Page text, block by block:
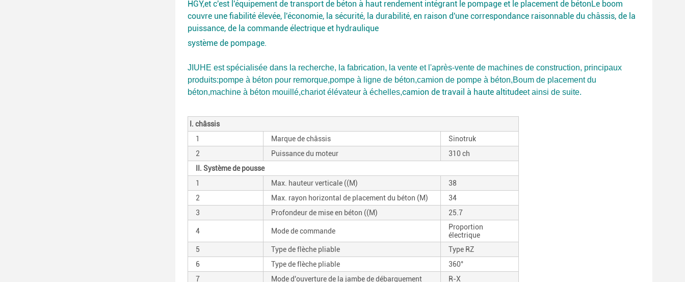
HGY,et c'est l'équipement de transport de béton à haut rendement intégrant le pompage et le placement de bétonLe boom
couvre une fiabilité élevée, l'économie, la sécurité, la durabilité, en raison d'une correspondance raisonnable du châssis, de la
puissance, de la commande électrique et hydraulique
système de pompage.
JIUHE est spécialisée dans la recherche, la fabrication, la vente et l'après-vente de machines de construction, principaux
produits:pompe à béton pour remorque,pompe à ligne de béton,camion de pompe à béton,Boum de placement du
béton,machine à béton mouillé,chariot élévateur à échelles,camion de travail à haute altitudeet ainsi de suite.
I. châssis
1
Marque de châssis
Sinotruk
2
Puissance du moteur
310 ch
II. Système de pousse
1
Max. hauteur verticale ((M)
38
2
Max. rayon horizontal de placement du béton (M)
34
3
Profondeur de mise en béton ((M) 25.7
4 Mode de commande
Proportion
électrique
5
Type de flèche pliable
Type RZ
6
Type de flèche pliable
360°
7
Mode d'ouverture de la jambe de débarquement
R-X